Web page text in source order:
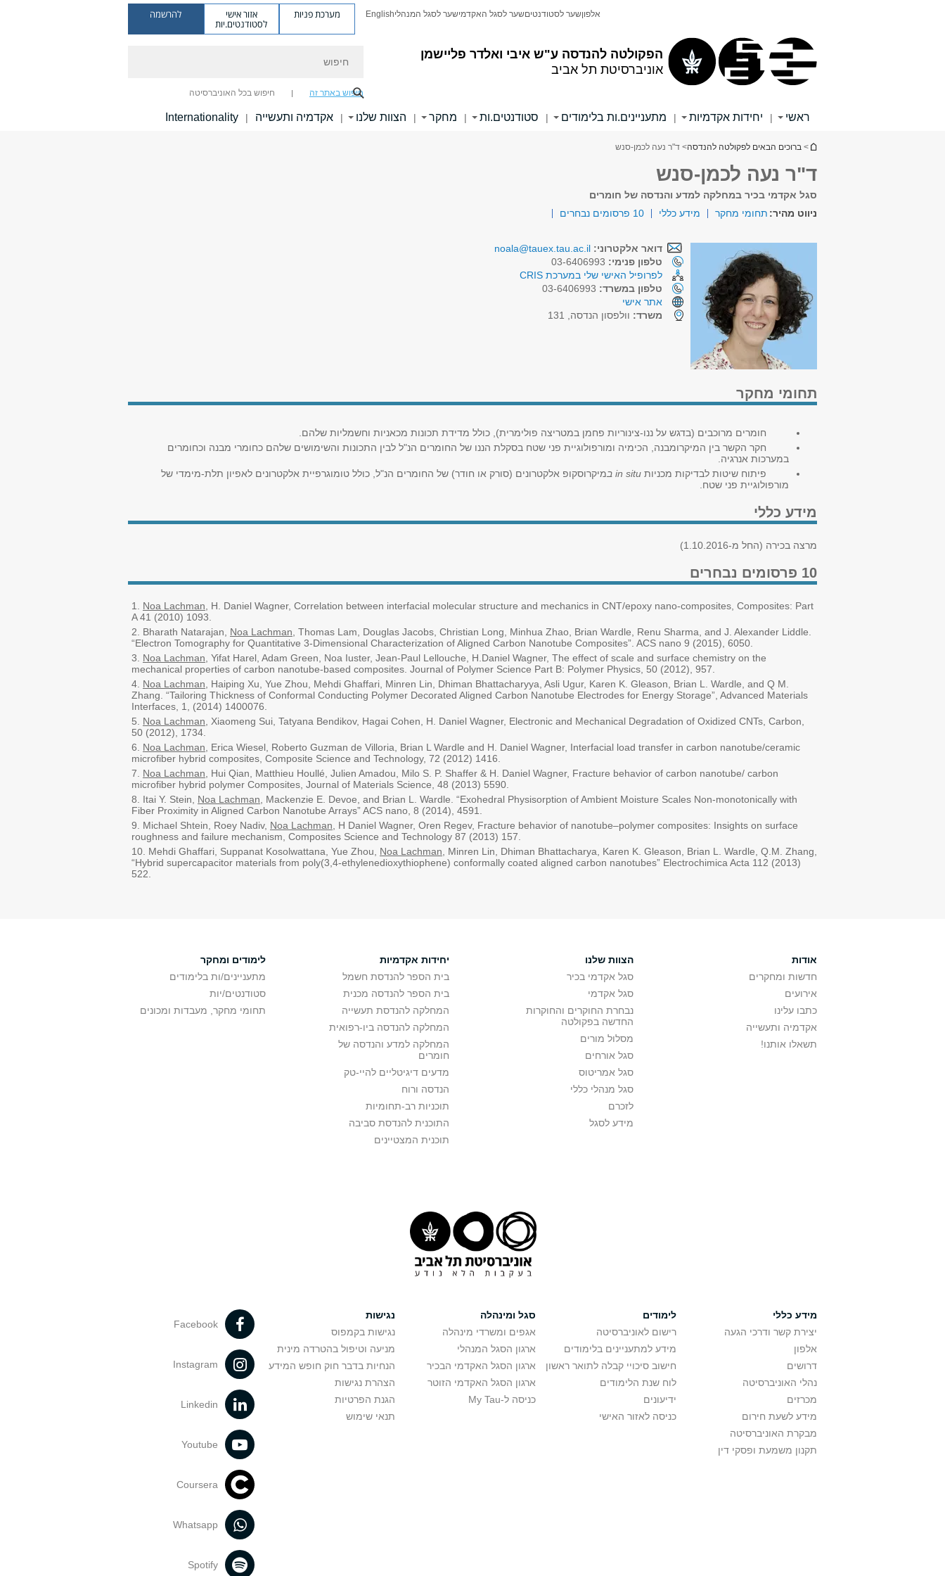
הפקולטה להנדסה ע"ש איבי ואלדר פליישמן
אוניברסיטת תל אביב
אלפוןשער לסטודנטיםשער לסגל האקדמישער לסגל המנהליEnglish מערכת פניות אזור אישי
לסטודנטים.יות
להרשמה
חיפוש באתר זה חיפוש בכל האוניברסיטה
ראשי | יחידות אקדמיות | מתעניינים.ות בלימודים | סטודנטים.ות | מחקר | הצוות שלנו | אקדמיה ותעשייה |
Internationality
הינך נמצא כאן
> ברוכים הבאים לפקולטה להנדסה> ד"ר נעה לכמן-סנש
ד"ר נעה לכמן-סנש
סגל אקדמי בכיר במחלקה למדע והנדסה של חומרים
ניווט מהיר: תחומי מחקר מידע כללי 10 פרסומים נבחרים
דואר אלקטרוני: noala@tauex.tau.ac.il
טלפון פנימי:
לפרופיל האישי שלי במערכת CRIS
טלפון במשרד:
אתר אישי
משרד: וולפסון הנדסה, 131
תחומי מחקר
חומרים מרוכבים (בדגש על ננו-צינוריות פחמן במטריצה פולימרית), כולל מדידת תכונות מכאניות וחשמליות שלהם
חקר הקשר בין המיקרומבנה, הכימיה ומורפולוגיית פני שטח בסקלת הננו של החומרים הנ"ל לבין התכונות והשימושים שלהם כחומרי מבנה וכחומרים
במערכות אנרגיה.
פיתוח שיטות לבדיקות מכניות in situ במיקרוסקופ אלקטרונים (סורק או חודר) של החומרים הנ"ל, כולל טומוגרפיית אלקטרונים לאפיון תלת-מימדי של
מורפולוגיית פני שטח
מידע כללי
מרצה בכירה (החל מ-1.10.2016)
10 פרסומים נבחרים
1. Noa Lachman , H. Daniel Wagner, Correlation between interfacial molecular structure and mechanics in CNT/epoxy nano-composites, Composites: Part
A 41 (2010) 1093.
2. Bharath Natarajan, Noa Lachman , Thomas Lam, Douglas Jacobs, Christian Long, Minhua Zhao, Brian Wardle, Renu Sharma, and J. Alexander Liddle.
“Electron Tomography for Quantitative 3-Dimensional Characterization of Aligned Carbon Nanotube Composites”. ACS nano 9 (2015), 6050.
3. Noa Lachman , Yifat Harel, Adam Green, Noa Iuster, Jean-Paul Lellouche, H.Daniel Wagner, The effect of scale and surface chemistry on the
mechanical properties of carbon nanotube-based composites. Journal of Polymer Science Part B: Polymer Physics, 50 (2012), 957.
4. Noa Lachman , Haiping Xu, Yue Zhou, Mehdi Ghaffari, Minren Lin, Dhiman Bhattacharyya, Asli Ugur, Karen K. Gleason, Brian L. Wardle, and Q M.
Zhang. “Tailoring Thickness of Conformal Conducting Polymer Decorated Aligned Carbon Nanotube Electrodes for Energy Storage”, Advanced Materials
Interfaces, 1, (2014) 1400076.
5. Noa Lachman , Xiaomeng Sui, Tatyana Bendikov, Hagai Cohen, H. Daniel Wagner, Electronic and Mechanical Degradation of Oxidized CNTs, Carbon,
50 (2012), 1734.
6. Noa Lachman , Erica Wiesel, Roberto Guzman de Villoria, Brian L Wardle and H. Daniel Wagner, Interfacial load transfer in carbon nanotube/ceramic
microfiber hybrid composites, Composite Science and Technology, 72 (2012) 1416.
7. Noa Lachman , Hui Qian, Matthieu Houllé, Julien Amadou, Milo S. P. Shaffer & H. Daniel Wagner, Fracture behavior of carbon nanotube/ carbon
microfiber hybrid polymer Composites, Journal of Materials Science, 48 (2013) 5590.
8. Itai Y. Stein, Noa Lachman , Mackenzie E. Devoe, and Brian L. Wardle. “Exohedral Physisorption of Ambient Moisture Scales Non-monotonically with
Fiber Proximity in Aligned Carbon Nanotube Arrays” ACS nano, 8 (2014), 4591.
9. Michael Shtein, Roey Nadiv, Noa Lachman , H Daniel Wagner, Oren Regev, Fracture behavior of nanotube–polymer composites: Insights on surface
roughness and failure mechanism, Composites Science and Technology 87 (2013) 157.
10. Mehdi Ghaffari, Suppanat Kosolwattana, Yue Zhou, Noa Lachman , Minren Lin, Dhiman Bhattacharya, Karen K. Gleason, Brian L. Wardle, Q.M. Zhang,
“Hybrid supercapacitor materials from poly(3,4-ethylenedioxythiophene) conformally coated aligned carbon nanotubes” Electrochimica Acta 112 (2013)
522.
אודות
חדשות ומחקרים
אירועים
כתבו עלינו
אקדמיה ותעשייה
תשאלו אותנו!
הצוות שלנו
סגל אקדמי בכיר
סגל אקדמי
נבחרת החוקרים והחוקרות
החדשה בפקולטה
מסלול מורים
סגל אורחים
סגל אמריטוס
סגל מנהלי כללי
לזכרם
מידע לסגל
יחידות אקדמיות
בית הספר להנדסת חשמל
בית הספר להנדסה מכנית
המחלקה להנדסת תעשייה
המחלקה להנדסה ביו-רפואית
המחלקה למדע והנדסה של
חומרים
מדעים דיגיטליים להיי-טק
הנדסה ורוח
תוכניות רב-תחומיות
התוכנית להנדסת סביבה
תוכנית המצטיינים
לימודים ומחקר
מתעניינים/ות בלימודים
סטודנטים/יות
תחומי מחקר, מעבדות ומכונים
מידע כללי
יצירת קשר ודרכי הגעה
אלפון
דרושים
נהלי האוניברסיטה
מכרזים
מידע לשעת חירום
מבקרת האוניברסיטה
תקנון משמעת ופסקי דין
לימודים
רישום לאוניברסיטה
מידע למתעניינים בלימודים
חישוב סיכויי קבלה לתואר ראשון
לוח שנת הלימודים
ידיעונים
כניסה לאזור האישי
סגל ומינהלה
אגפים ומשרדי מינהלה
ארגון הסגל המנהלי
ארגון הסגל האקדמי הבכיר
ארגון הסגל האקדמי הזוטר
כניסה ל-My Tau
נגישות
נגישות בקמפוס
מניעה וטיפול בהטרדה מינית
הנחיות בדבר חוק חופש המידע
הצהרת נגישות
הגנת הפרטיות
תנאי שימוש
Facebook
Instagram
Linkedin
Youtube
Coursera
Whatsapp
Spotify